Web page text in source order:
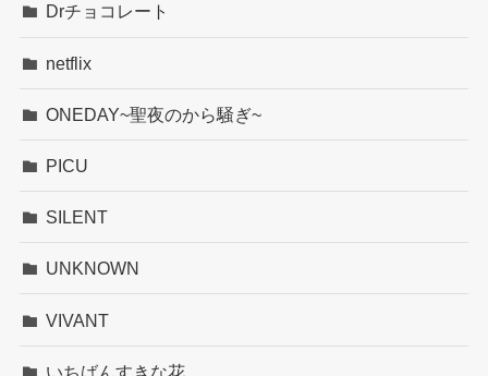
Drチョコレート
netflix
ONEDAY~聖夜のから騒ぎ~
PICU
SILENT
UNKNOWN
VIVANT
いちばんすきな花